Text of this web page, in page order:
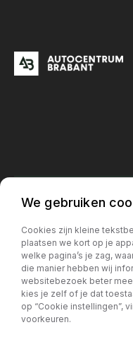
Locatie Breda
076 204 5040
We gebruiken
Cookies zijn kleine
plaatsen we kort op je
welke pagina’s je zag,
die manier hebben wij
websitebezoek beter mee
kies je zelf of je dat
op “Cookie instellingen”,
voorkeuren.